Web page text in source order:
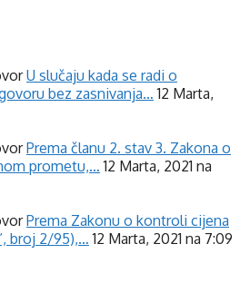
U slučaju kada se radi o
bez zasnivanja… 12 Marta,
Prema članu 2. stav 3. Zakona o
prometu,… 12 Marta, 2021 na
Prema Zakonu o kontroli cijena
broj 2/95),… 12 Marta, 2021 na 7:09